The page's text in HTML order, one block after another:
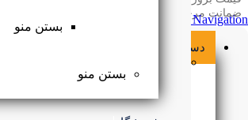
بستن منو
بستن منو
ضمانت مرجوعی
Related products
Skip Navigation
دسته بندی محصولات
براکت ال ای دی
بستن منو